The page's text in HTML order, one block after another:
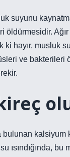
suyunu
öldürmesidir.
ki hayır, musluk
ve
bulunan
ısındığında,